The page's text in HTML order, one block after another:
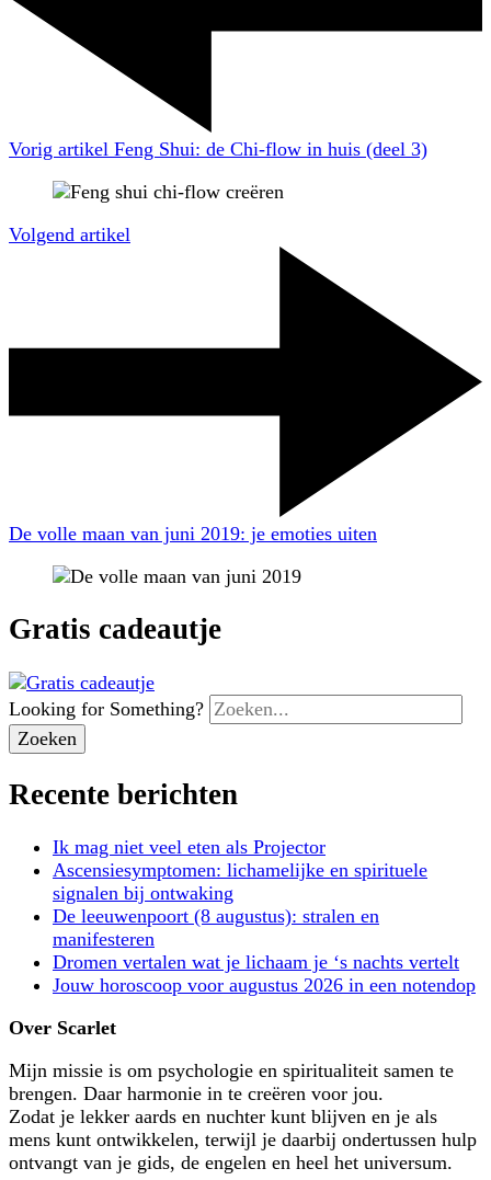
Vorig artikel Feng Shui: de Chi-flow in huis (deel 3)
Volgend artikel
De volle maan van juni 2019: je emoties uiten
Gratis cadeautje
Looking for Something?
Recente berichten
Ik mag niet veel eten als Projector
Ascensiesymptomen: lichamelijke en spirituele
signalen bij ontwaking
De leeuwenpoort (8 augustus): stralen en
manifesteren
Dromen vertalen wat je lichaam je ‘s nachts vertelt
Jouw horoscoop voor augustus 2026 in een notendop
Over Scarlet
Mijn missie is om psychologie en spiritualiteit samen te
brengen. Daar harmonie in te creëren voor jou.
Zodat je lekker aards en nuchter kunt blijven en je als
mens kunt ontwikkelen, terwijl je daarbij ondertussen hulp
ontvangt van je gids, de engelen en heel het universum.